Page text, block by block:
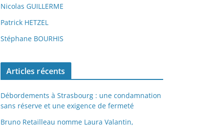
Nicolas GUILLERME
Patrick HETZEL
Stéphane BOURHIS
Articles récents
Débordements à Strasbourg : une condamnation
sans réserve et une exigence de fermeté
Bruno Retailleau nomme Laura Valantin,